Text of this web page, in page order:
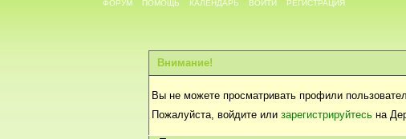
ФОРУМ ПОМОЩЬ КАЛЕНДАРЬ ВОЙТИ РЕГИСТРАЦИЯ
Внимание!
Вы не можете просматривать профили
Пожалуйста, войдите или зарегистрируйтесь на